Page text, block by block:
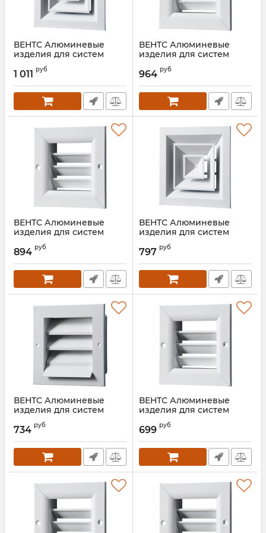
ВЕНТС Алюминевые
изделия для систем
вентиляции ДП 596*596
Артикул:
1 011 руб
ВЕНТС Алюминевые
изделия для систем
вентиляции РН 700*400
Артикул:
964 руб
ВЕНТС Алюминевые
изделия для систем
вентиляции РН 600*400
Артикул:
894 руб
ВЕНТС Алюминевые
изделия для систем
вентиляции ДП 530*530
Артикул:
797 руб
ВЕНТС Алюминевые
изделия для систем
вентиляции РН 600*350
Артикул:
734 руб
ВЕНТС Алюминевые
изделия для систем
вентиляции ОРГ
600*400
Артикул: 00000019784
699 руб